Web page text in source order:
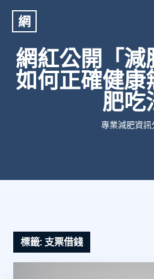
網
網紅公開「減
如何正確健康
肥吃
專業減肥資訊
標籤: 支票借錢